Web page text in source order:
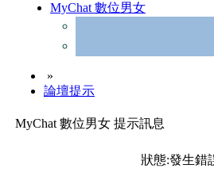
MyChat 數位男女
»
論壇提示
MyChat 數位男女 提示訊息
狀態:發生錯